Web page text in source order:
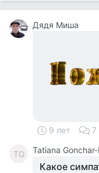
Дядя Миша
9 лет 7
TG Tatiana
Какое